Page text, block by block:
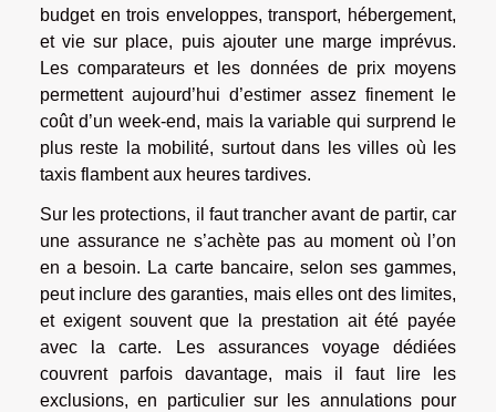
budget en trois enveloppes, transport, hébergement,
et vie sur place, puis ajouter une marge imprévus.
Les comparateurs et les données de prix moyens
permettent aujourd’hui d’estimer assez finement le
coût d’un week-end, mais la variable qui surprend le
plus reste la mobilité, surtout dans les villes où les
taxis flambent aux heures tardives.
Sur les protections, il faut trancher avant de partir, car
une assurance ne s’achète pas au moment où l’on
en a besoin. La carte bancaire, selon ses gammes,
peut inclure des garanties, mais elles ont des limites,
et exigent souvent que la prestation ait été payée
avec la carte. Les assurances voyage dédiées
couvrent parfois davantage, mais il faut lire les
exclusions, en particulier sur les annulations pour